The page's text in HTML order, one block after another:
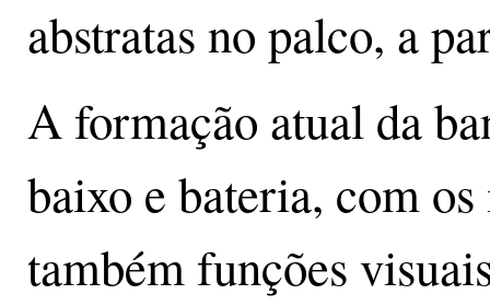
abstratas no palco, a
A formação atual da
baixo e bateria, com
também funções